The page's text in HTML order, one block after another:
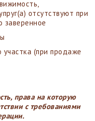
отсутствуют при
заверенное
участка (при продаже
права на которую
с требованиями